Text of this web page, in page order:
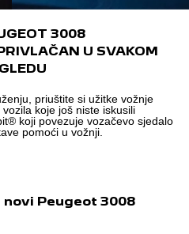
3008
U SVAKOM
priuštite si užitke vožnje
koje još niste iskusili
koji povezuje vozačevo sjedalo
pomoći u vožnji.
Peugeot 3008